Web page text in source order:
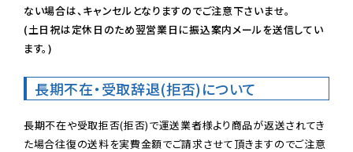
ない場合は、キャンセルとなりますのでご注意下さいませ。
(土日祝は定休日のため翌営業日に振込案内メールを送信してい
ます。)
長期不在・受取辞退(拒否)について
長期不在や受取拒否(拒否)で運送業者様より商品が返送されてき
た場合往復の送料を実費金額でご請求させて頂きますのでご注意